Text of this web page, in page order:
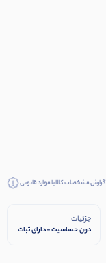
گزارش مشخصات کالا یا موارد قانونی
جزئیات
دون حساسیت -دارای ثبات